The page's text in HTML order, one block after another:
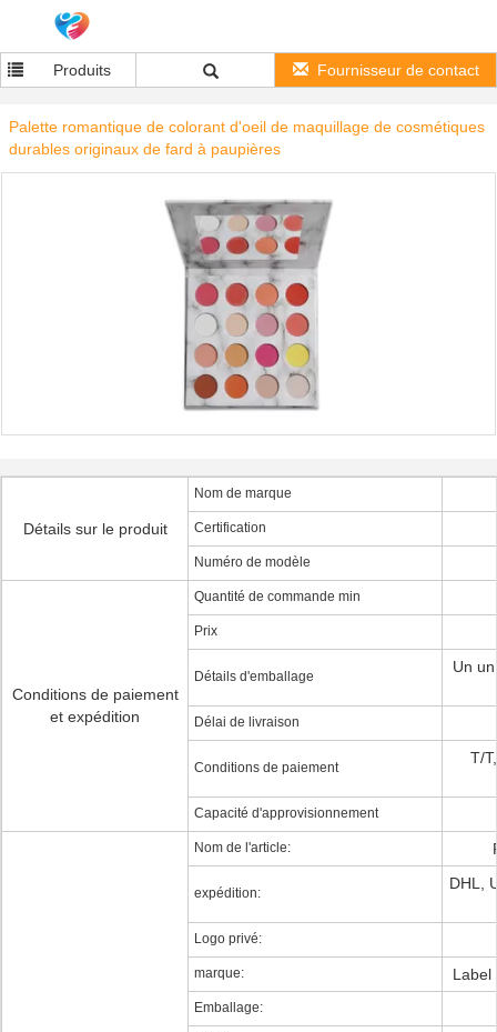
Produits Fournisseur de contact
Palette romantique de colorant d'oeil de maquillage de cosmétiques
durables originaux de fard à paupières
Détails sur le produit
Nom de marque
Certification
Numéro de modèle
Conditions de paiement
et expédition
Quantité de commande min
Prix
Détails d'emballage
Un
Délai de livraison
Conditions de paiement
T/
Capacité d'approvisionnement
Nom de l'article:
expédition:
DHL,
Logo privé:
marque: Label
Emballage: